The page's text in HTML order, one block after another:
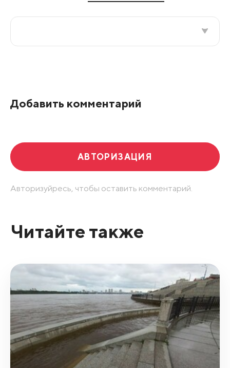
Добавить комментарий
АВТОРИЗАЦИЯ
Авторизуйресь, чтобы оставить комментарий.
Читайте также